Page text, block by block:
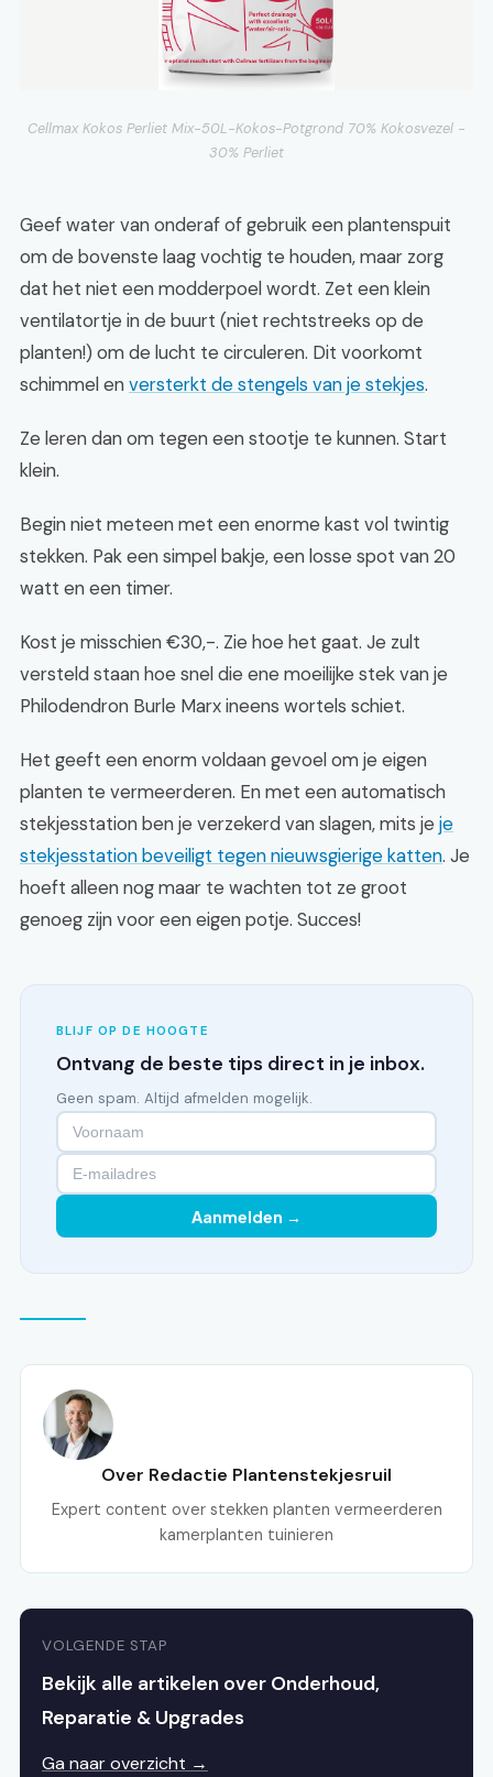
Cellmax Kokos Perliet Mix-50L-Kokos-Potgrond 70% Kokosvezel -
30% Perliet
Geef water van onderaf of gebruik een plantenspuit
om de bovenste laag vochtig te houden, maar zorg
dat het niet een modderpoel wordt. Zet een klein
ventilatortje in de buurt (niet rechtstreeks op de
planten!) om de lucht te circuleren. Dit voorkomt
schimmel enversterkt de stengels van je stekjes.
Ze leren dan om tegen een stootje te kunnen. Start
klein.
Begin niet meteen met een enorme kast vol twintig
stekken. Pak een simpel bakje, een losse spot van 20
watt en een timer.
Kost je misschien €30,-. Zie hoe het gaat. Je zult
versteld staan hoe snel die ene moeilijke stek van je
Philodendron Burle Marx ineens wortels schiet.
Het geeft een enorm voldaan gevoel om je eigen
planten te vermeerderen. En met een automatisch
stekjesstation ben je verzekerd van slagen, mits je je
stekjesstation beveiligt tegen nieuwsgierige katten. Je
hoeft alleen nog maar te wachten tot ze groot
genoeg zijn voor een eigen potje. Succes!
BLIJF OP DE HOOGTE
Ontvang de beste tips direct in je inbox.
Geen spam. Altijd afmelden mogelijk.
Aanmelden →
Over Redactie Plantenstekjesruil
Expert content over stekken planten vermeerderen
kamerplanten tuinieren
VOLGENDE STAP
Bekijk alle artikelen over Onderhoud,
Reparatie & Upgrades
Ga naar overzicht →